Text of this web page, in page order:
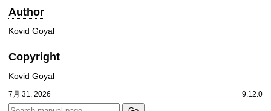
Author
Kovid Goyal
Copyright
Kovid Goyal
7月 31, 2026 9.12.0